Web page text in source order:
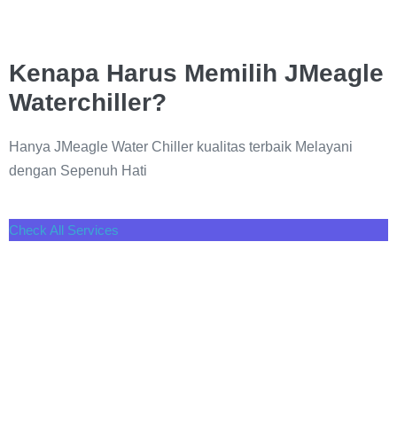
Kenapa Harus Memilih JMeagle
Waterchiller?
Hanya JMeagle Water Chiller kualitas terbaik Melayani
dengan Sepenuh Hati
Check All Services